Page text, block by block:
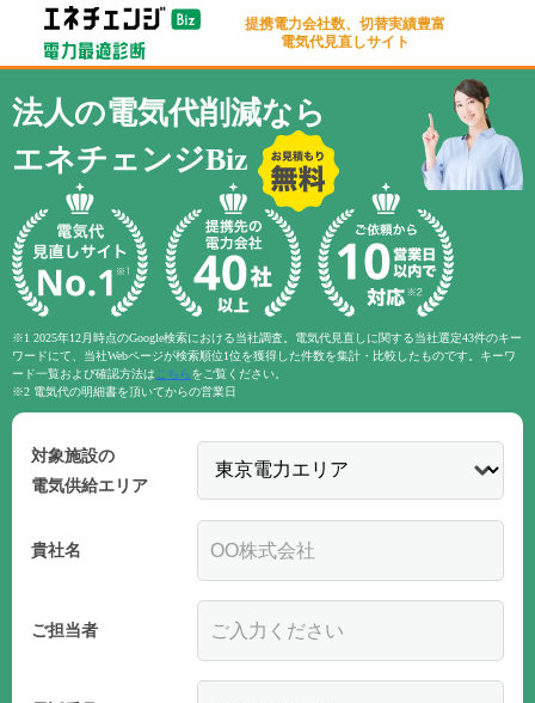
提携電力会社数、切替実績豊富
電気代見直しサイト
法人の電気代削減なら
エネチェンジBiz
※1 2025年12月時点のGoogle検索における当社調査。電気代見直しに関する当社選定43件のキー
ワードにて、当社Webページが検索順位1位を獲得した件数を集計・比較したものです。キーワ
ード一覧および確認方法は こちらをご覧ください。
※2 電気代の明細書を頂いてからの営業日
対象施設の
電気供給エリア
貴社名
ご担当者